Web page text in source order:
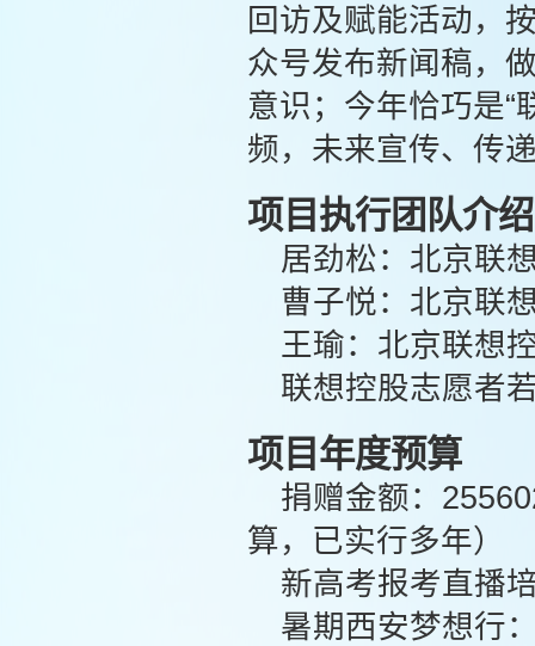
回访及赋能活动，
众号发布新闻稿，
意识；今年恰巧是“
频，未来宣传、传
项目执行团队介绍
居劲松：北京联
曹子悦：北京联
王瑜：北京联想
联想控股志愿者
项目年度预算
捐赠金额：
算，已实行多年）
新高考报考直播
暑期西安梦想行